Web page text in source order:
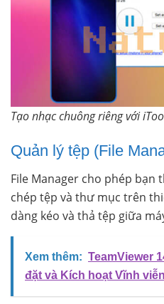
Tạo nhạc chuông riêng với
Quản lý tệp (File
File Manager cho phép bạn
chép tệp và thư mục trên
dàng kéo và thả tệp giữa
Xem thêm: TeamViewer
đặt và Kích hoạt Vĩnh viễn